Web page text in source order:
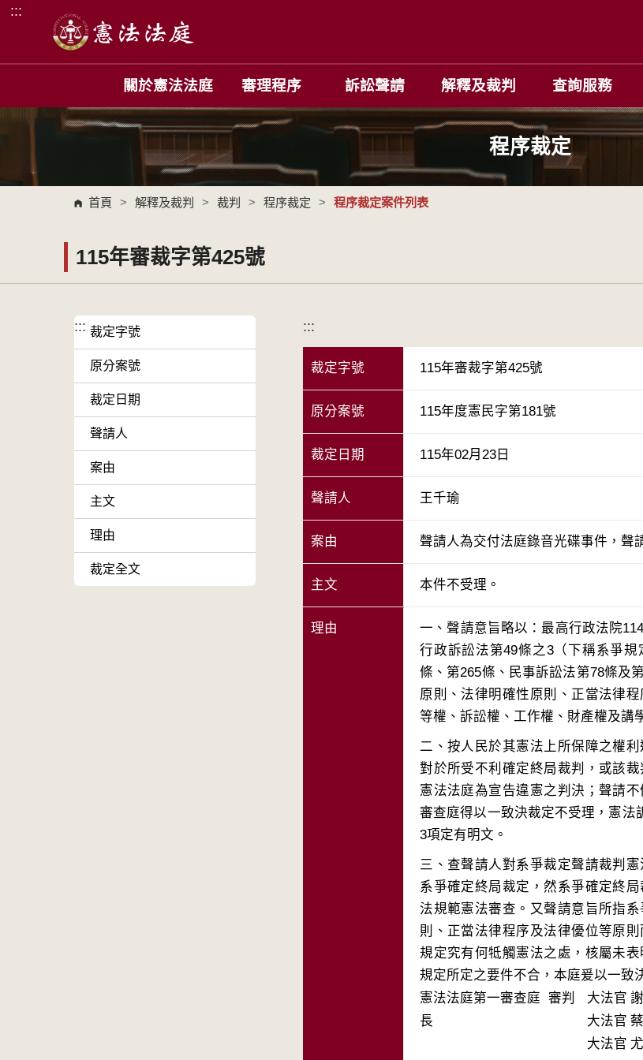
跳到主要內容區塊
:::
關於憲法法庭 審理程序 訴訟聲請 解釋及裁判 查詢服務
程序裁定
首頁 > 解釋及裁判 > 裁判 > 程序裁定 > 程序裁定案件列表
115年審裁字第425號
::: 裁定字號
原分案號
裁定日期
聲請人
案由
主文
理由
裁定全文
:::
裁定字號 115年審裁字第425號
原分案號 115年度憲民字第181號
裁定日期 115年02月23日
聲請人 王千瑜
案由 聲請人為交付法庭錄音光碟事件，聲
主文 本件不受理。
理由
一、聲請意旨略以：最高行政法院
行政訴訟法第49條之3（下稱系爭
條、第265條、民事訴訟法第78條及
原則、法律明確性原則、正當法律
二、按人民於其憲法上所保障之權
對於所受不利確定終局裁判，或該
憲法法庭為宣告違憲之判決；聲請
審查庭得以一致決裁定不受理，憲法
三、查聲請人對系爭裁定聲請裁判
系爭確定終局裁定，然系爭確定終
法規範憲法審查。又聲請意旨所指
則、正當法律程序及法律優位等原
規定究有何牴觸憲法之處，核屬未
規定所定之要件不合，本庭爰以一致
憲法法庭第一審查庭 審判
長
大法官
大法官
大法官